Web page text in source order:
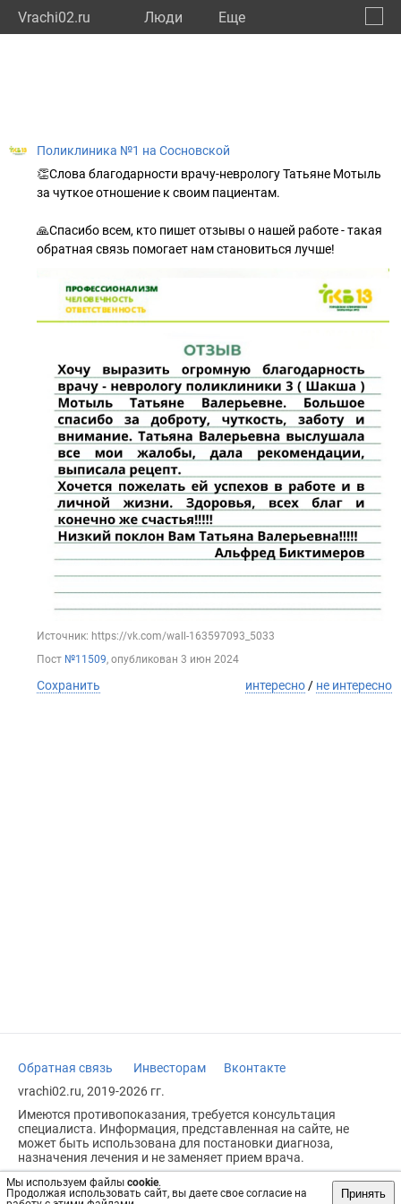
Vrachi02.ru Люди Eще
Мы используем файлы cookie.
Продолжая использовать сайт, вы даете свое согласие на
Принять
Поликлиника №1 на Сосновской
👏Слова благодарности врачу-неврологу Татьяне Мотыль
за чуткое отношение к своим пациентам.
🙏Спасибо всем, кто пишет отзывы о нашей работе - такая
обратная связь помогает нам становиться лучше!
Источник: https://vk.com/wall-163597093_5033
Пост №11509, опубликован 3 июн 2024
Сохранить интересно / не интересно
Обратная связь Инвесторам
Вконтакте
vrachi02.ru, 2019-2026 гг.
Имеются противопоказания, требуется консультация
специалиста. Информация, представленная на сайте, не
может быть использована для постановки диагноза,
назначения лечения и не заменяет прием врача.
Возрастное ограничение: 18+